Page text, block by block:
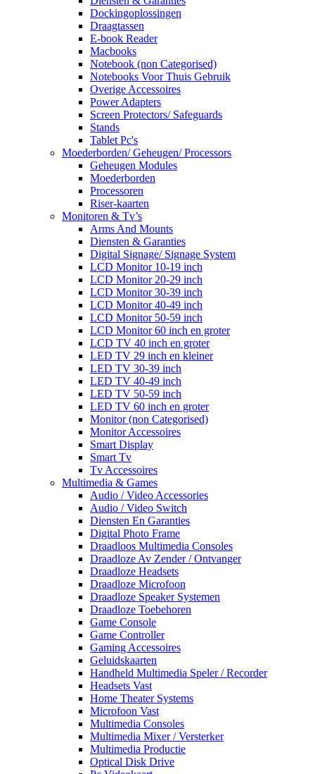
Dockingoplossingen
Draagtassen
E-book Reader
Macbooks
Notebook (non Categorised)
Notebooks Voor Thuis Gebruik
Overige Accessoires
Power Adapters
Screen Protectors/ Safeguards
Stands
Tablet Pc's
Moederborden/ Geheugen/ Processors
Geheugen Modules
Moederborden
Processoren
Riser-kaarten
Monitoren & Tv’s
Arms And Mounts
Diensten & Garanties
Digital Signage/ Signage System
LCD Monitor 10-19 inch
LCD Monitor 20-29 inch
LCD Monitor 30-39 inch
LCD Monitor 40-49 inch
LCD Monitor 50-59 inch
LCD Monitor 60 inch en groter
LCD TV 40 inch en groter
LED TV 29 inch en kleiner
LED TV 30-39 inch
LED TV 40-49 inch
LED TV 50-59 inch
LED TV 60 inch en groter
Monitor (non Categorised)
Monitor Accessoires
Smart Display
Smart Tv
Tv Accessoires
Multimedia & Games
Audio / Video Accessories
Audio / Video Switch
Diensten En Garanties
Digital Photo Frame
Draadloos Multimedia Consoles
Draadloze Av Zender / Ontvanger
Draadloze Headsets
Draadloze Microfoon
Draadloze Speaker Systemen
Draadloze Toebehoren
Game Console
Game Controller
Gaming Accessoires
Geluidskaarten
Handheld Multimedia Speler / Recorder
Headsets Vast
Home Theater Systems
Microfoon Vast
Multimedia Consoles
Multimedia Mixer / Versterker
Multimedia Productie
Optical Disk Drive